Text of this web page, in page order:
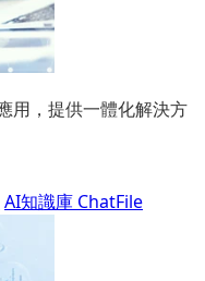
用，提供一體化解決方
AI知識庫 ChatFile